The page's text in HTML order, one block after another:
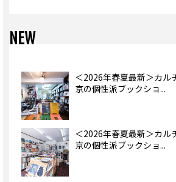
NEW
＜2026年春夏最新＞カル
京の個性派ブックショ...
＜2026年春夏最新＞カル
京の個性派ブックショ...